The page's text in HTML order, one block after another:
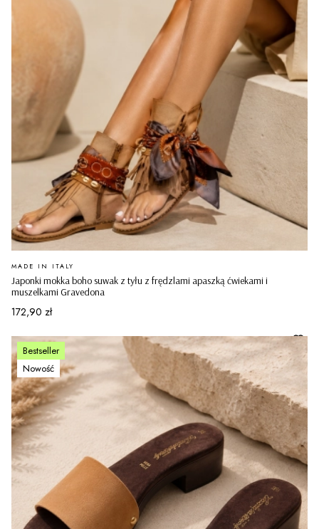
Japonki mokka boho suwak z tyłu z frędzlami apaszką ćwiekami i
muszelkami Gravedona
PRODUCENT
MADE IN ITALY
Cena
172,90 zł
Bestseller
Nowość